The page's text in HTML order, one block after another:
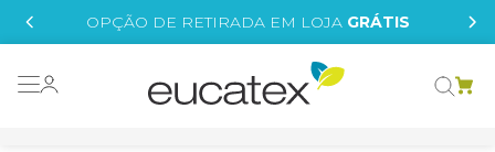
OPÇÃO DE RETIRADA EM LOJA GRÁTIS
tinta